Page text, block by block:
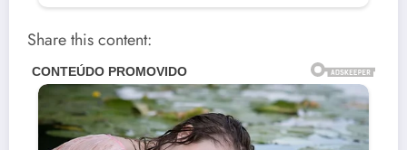
Share this content: